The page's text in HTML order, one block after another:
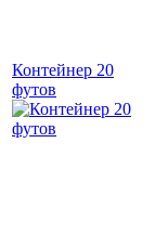
Контейнер 20
футов